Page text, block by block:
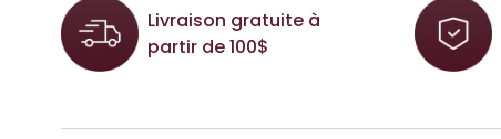
Livraison gratuite à
partir de 100$